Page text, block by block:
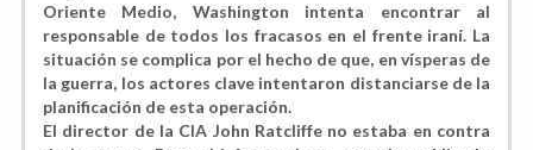
Oriente Medio, Washington intenta encontrar al
responsable de todos los fracasos en el frente iraní. La
situación se complica por el hecho de que, en vísperas de
la guerra, los actores clave intentaron distanciarse de la
planificación de esta operación.
El director de la CIA John Ratcliffe no estaba en contra